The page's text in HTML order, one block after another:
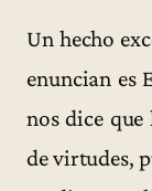
Un hecho
enuncian es
nos dice que
de virtudes,